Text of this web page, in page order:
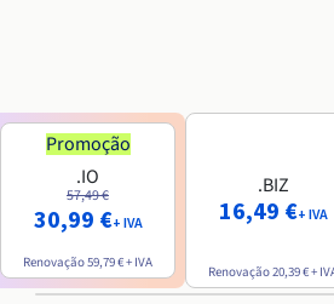
Promoção
.IO
57,49 €
30,99 €+ IVA
Renovação59,79 €+ IVA
.BIZ
16,49 €+ IVA
Renovação20,39 €+